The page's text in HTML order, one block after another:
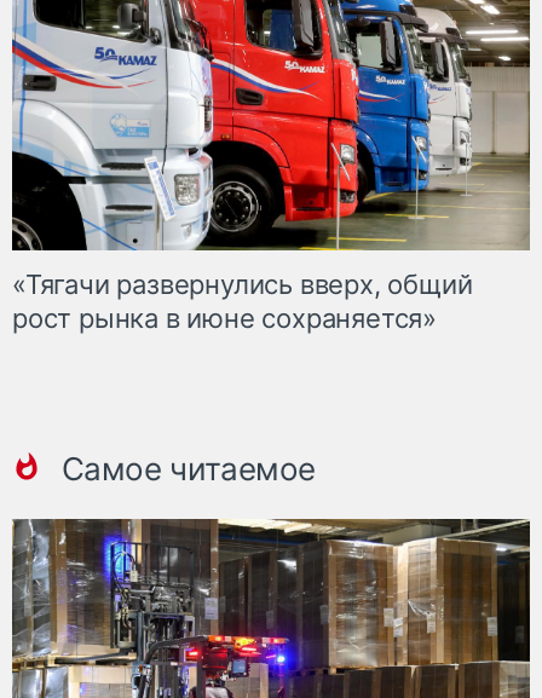
«Тягачи развернулись вверх, общий
рост рынка в июне сохраняется»
Самое читаемое